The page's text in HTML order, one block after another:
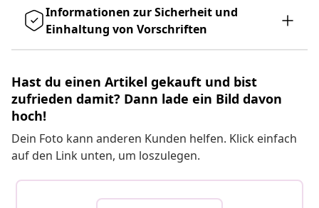
Informationen zur Sicherheit und
Einhaltung von Vorschriften
Hast du einen Artikel gekauft und bist
zufrieden damit? Dann lade ein Bild davon
hoch!
Dein Foto kann anderen Kunden helfen. Klick einfach
auf den Link unten, um loszulegen.